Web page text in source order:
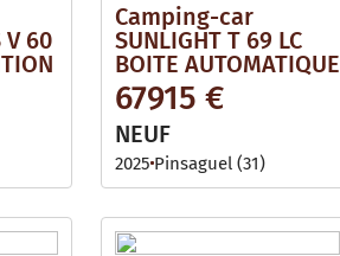
V 60
Camping-car
SUNLIGHT T 69 LC
BOITE AUTOMATIQUE
67915 €
NEUF
2025 Pinsaguel (31)